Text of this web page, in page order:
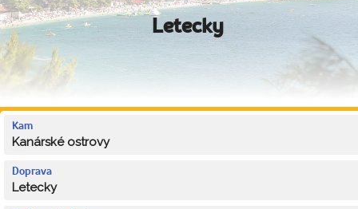
Letecky
Kam
Kanárské ostrovy
Doprava
Letecky